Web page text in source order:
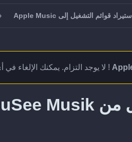
استيراد قوائم التشغيل إلى Apple Music
! لا يوجد التزام. يمكنك الإلغاء